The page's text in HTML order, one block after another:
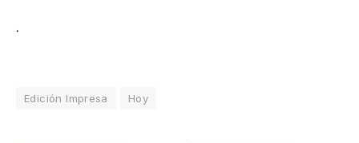
.
Edición Impresa Hoy